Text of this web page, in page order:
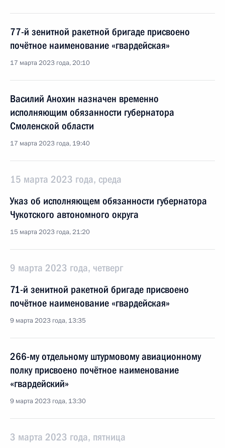
77-й зенитной ракетной бригаде присвоено
почётное наименование «гвардейская»
17 марта 2023 года, 20:10
Василий Анохин назначен временно
исполняющим обязанности губернатора
Смоленской области
17 марта 2023 года, 19:40
15 марта 2023 года, среда
Указ об исполняющем обязанности губернатора
Чукотского автономного округа
15 марта 2023 года, 21:20
9 марта 2023 года, четверг
71-й зенитной ракетной бригаде присвоено
почётное наименование «гвардейская»
9 марта 2023 года, 13:35
266-му отдельному штурмовому авиационному
полку присвоено почётное наименование
«гвардейский»
9 марта 2023 года, 13:30
3 марта 2023 года, пятница